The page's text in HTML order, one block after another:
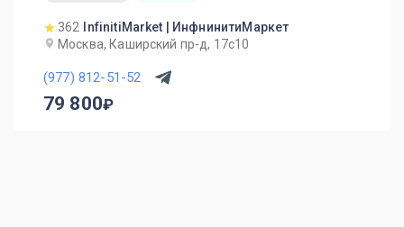
362
InfinitiMarket | ИнфнинитиМаркет
Москва, Каширский пр-д, 17с10
(977) 812-51-52
79 800